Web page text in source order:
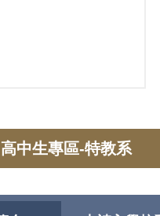
高中生專區-特教系